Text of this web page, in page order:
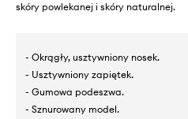
skóry powlekanej i skóry naturalnej.
- Okrągły, usztywniony nosek.
- Usztywniony zapiętek.
- Gumowa podeszwa.
- Sznurowany model.